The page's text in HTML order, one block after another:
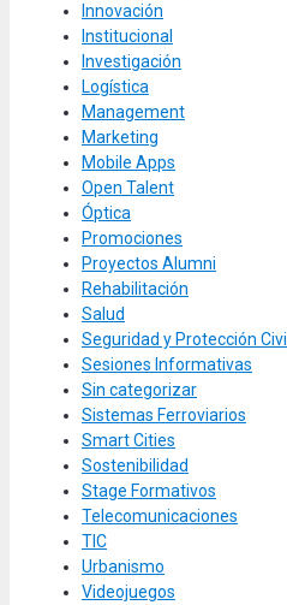
Innovación
Institucional
Investigación
Logística
Management
Marketing
Mobile Apps
Open Talent
Óptica
Promociones
Proyectos Alumni
Rehabilitación
Salud
Seguridad y Protección Civil
Sesiones Informativas
Sin categorizar
Sistemas Ferroviarios
Smart Cities
Sostenibilidad
Stage Formativos
Telecomunicaciones
TIC
Urbanismo
Videojuegos